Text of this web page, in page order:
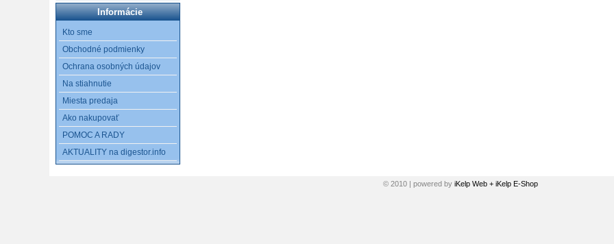
Informácie
Kto sme
Obchodné podmienky
Ochrana osobných údajov
Na stiahnutie
Miesta predaja
Ako nakupovať
POMOC A RADY
AKTUALITY na digestor.info
© 2010 | powered by iKelp Web + iKelp E-Shop